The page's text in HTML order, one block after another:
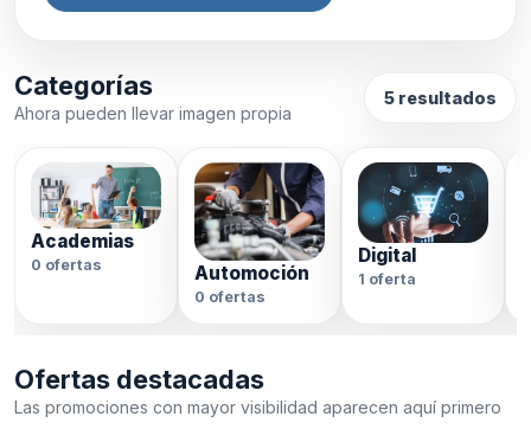
Categorías
Ahora pueden llevar imagen propia
5 resultados
Academias
0 ofertas Automoción
0 ofertas
Digital
1 oferta
Ofertas destacadas
Las promociones con mayor visibilidad aparecen aquí primero